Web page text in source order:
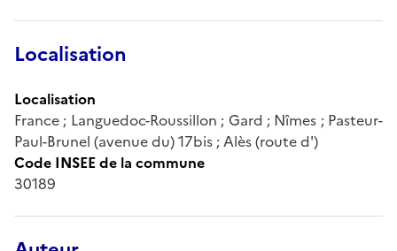
Localisation
Localisation
France ; Languedoc-Roussillon ; Gard ; Nîmes ; Pasteur-
Paul-Brunel (avenue du) 17bis ; Alès (route d')
Code INSEE de la commune
30189